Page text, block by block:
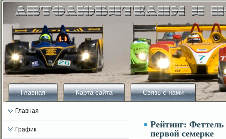
Главная Карта сайта Связь с нами
Главная
График
Рейтинг:
первой семерке